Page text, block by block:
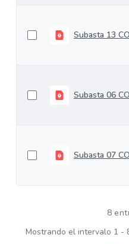
8
Mostrando el intervalo 1 -